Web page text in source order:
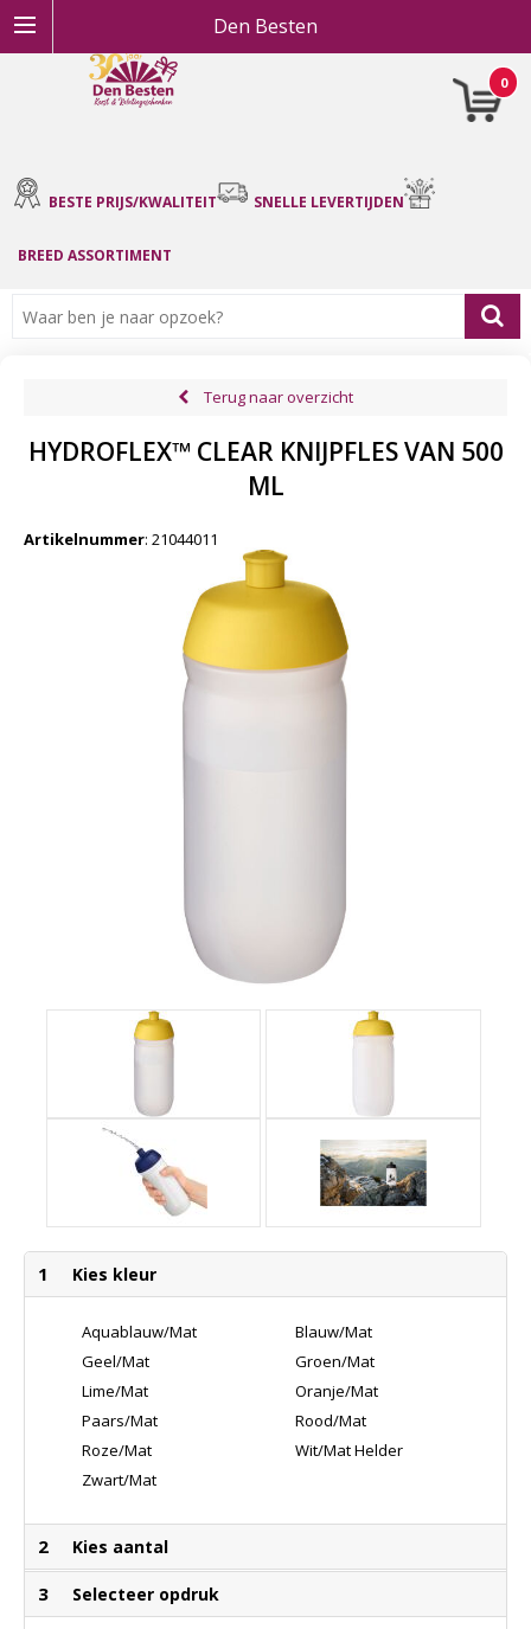
Den Besten
0
BESTE PRIJS/KWALITEIT SNELLE LEVERTIJDEN
BREED ASSORTIMENT
Terug naar overzicht
HYDROFLEX™ CLEAR KNIJPFLES VAN 500
ML
Artikelnummer: 21044011
1 Kies kleur
Aquablauw/Mat
Helder
Blauw/Mat
Helder
Geel/Mat
Helder
Groen/Mat
Helder
Lime/Mat
Helder
Oranje/Mat
Helder
Paars/Mat
Helder
Rood/Mat
Helder
Roze/Mat
Helder
Wit/Mat Helder
Zwart/Mat
2 Kies aantal
3 Selecteer opdruk